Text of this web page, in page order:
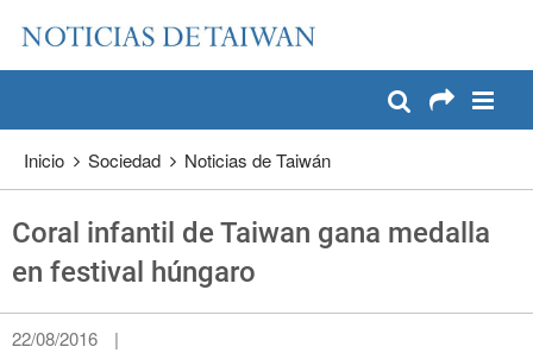
Pase a contenido principal
Inicio Sociedad Noticias de Taiwán
Coral infantil de Taiwan gana medalla
en festival húngaro
22/08/2016 |